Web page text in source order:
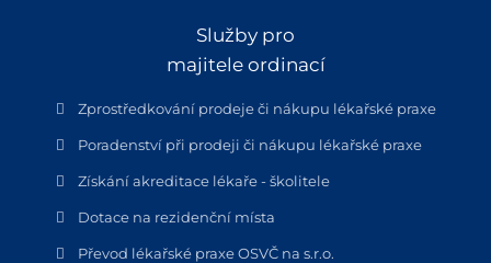
Služby pro
majitele ordinací
Zprostředkování prodeje či nákupu lékařské praxe
Poradenství při prodeji či nákupu lékařské praxe
Získání akreditace lékaře - školitele
Dotace na rezidenční místa
Převod lékařské praxe OSVČ na s.r.o.